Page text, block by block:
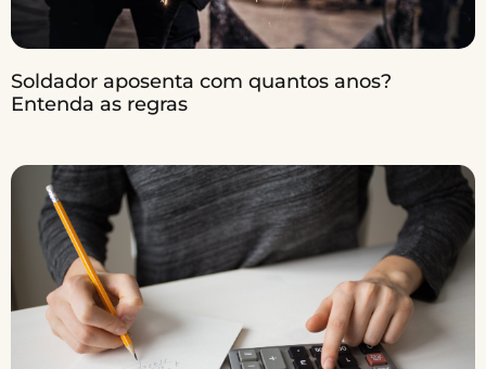
Soldador aposenta com quantos anos?
Entenda as regras